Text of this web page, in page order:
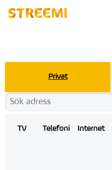
Privat
TV Telefoni Internet